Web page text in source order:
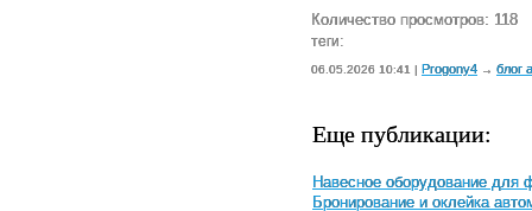
Количество просмотров: 118
теги:
06.05.2026 10:41 | Progony4 → блог
Еще публикации:
Навесное оборудование для
Бронирование и оклейка